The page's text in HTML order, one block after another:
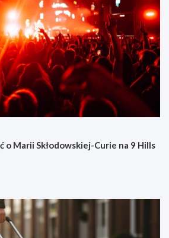
o Marii Skłodowskiej-Curie na 9 Hills